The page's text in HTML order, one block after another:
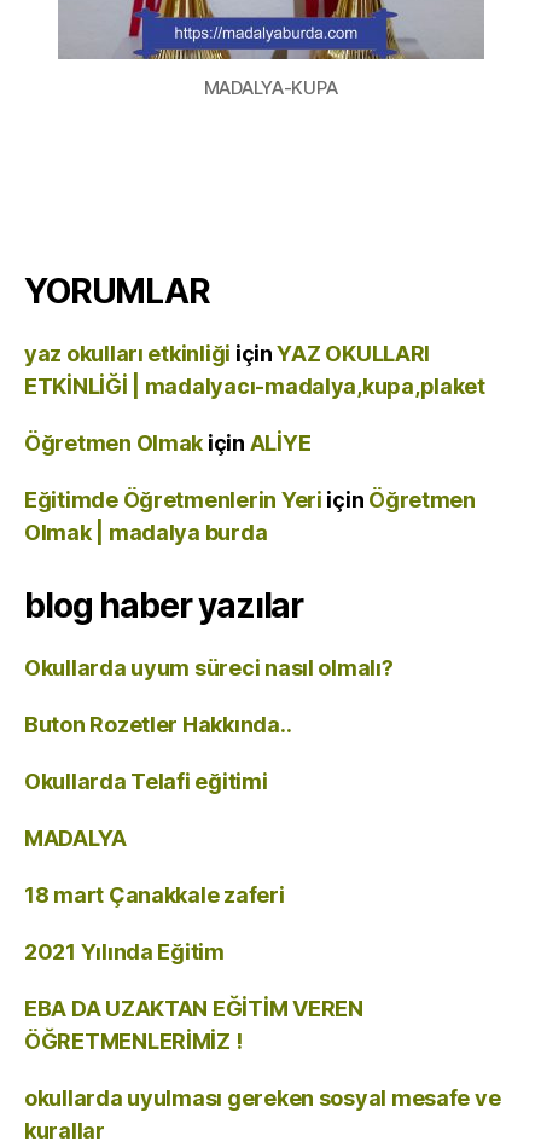
MADALYA-KUPA
YORUMLAR
yaz okulları etkinliği içinYAZ OKULLARI
ETKİNLİĞİ | madalyacı-madalya,kupa,plaket
Öğretmen Olmak için ALİYE
Eğitimde Öğretmenlerin Yeri için Öğretmen
Olmak | madalya burda
blog haber yazılar
Okullarda uyum süreci nasıl olmalı?
Buton Rozetler Hakkında..
Okullarda Telafi eğitimi
MADALYA
18 mart Çanakkale zaferi
2021 Yılında Eğitim
EBA DA UZAKTAN EĞİTİM VEREN
ÖĞRETMENLERİMİZ !
okullarda uyulması gereken sosyal mesafe ve
kurallar